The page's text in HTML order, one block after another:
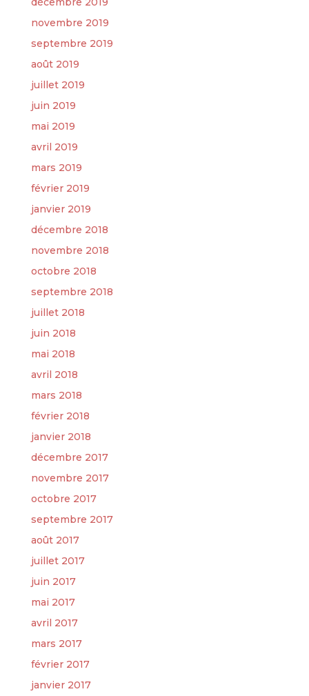
novembre 2019
septembre 2019
août 2019
juillet 2019
juin 2019
mai 2019
avril 2019
mars 2019
février 2019
janvier 2019
décembre 2018
novembre 2018
octobre 2018
septembre 2018
juillet 2018
juin 2018
mai 2018
avril 2018
mars 2018
février 2018
janvier 2018
décembre 2017
novembre 2017
octobre 2017
septembre 2017
août 2017
juillet 2017
juin 2017
mai 2017
avril 2017
mars 2017
février 2017
janvier 2017